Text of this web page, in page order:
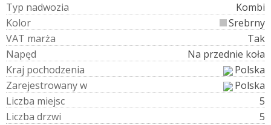
Typ nadwozia
Kombi
Kolor
Srebrny
VAT marża
Tak
Napęd
Na przednie koła
Kraj pochodzenia
Polska
Zarejestrowanyw
Polska
Liczba miejsc
5
Liczba drzwi
5